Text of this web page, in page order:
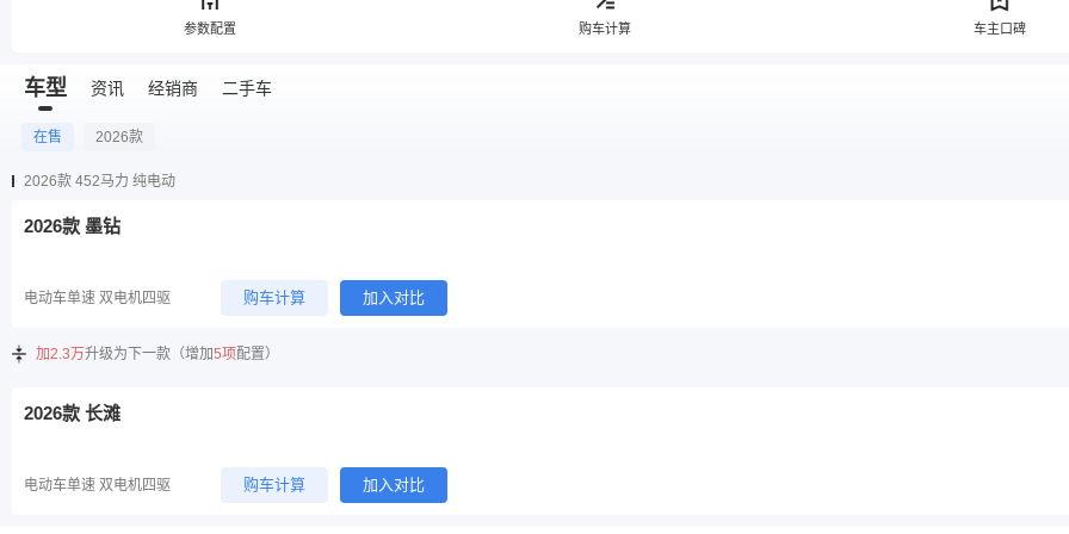
参数配置 购车计算 车主口碑
车型 资讯 经销商 二手车
在售 2026款
2026款 452马力 纯电动
2026款 墨钻
电动车单速 双电机四驱 购车计算 加入对比
加2.3万升级为下一款（增加5项配置）
2026款 长滩
电动车单速 双电机四驱 购车计算 加入对比